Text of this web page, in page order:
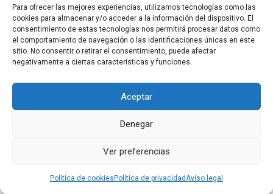
Para ofrecer las mejores experiencias, utilizamos tecnologías como las
cookies para almacenar y/o acceder a la información del dispositivo. El
consentimiento de estas tecnologías nos permitirá procesar datos como
el comportamiento de navegación o las identificaciones únicas en este
sitio. No consentir o retirar el consentimiento, puede afectar
negativamente a ciertas características y funciones.
Aceptar
Denegar
Ver preferencias
Política de cookies Política de privacidadAviso legal